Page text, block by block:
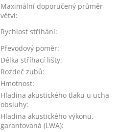
Maximální doporučený průměr
větví:
Rychlost stříhání:
Převodový poměr:
Délka stříhací lišty:
Rozdeč zubů:
Hmotnost:
Hladina akustického tlaku u ucha
obsluhy:
Hladina akustického výkonu,
garantovaná (LWA):